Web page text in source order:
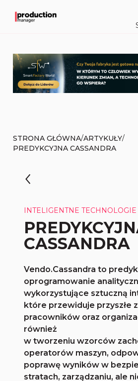
STRONA GŁÓWNA/ARTYKUŁY/
PREDYKCYJNA CASSANDRA
INTELIGENTNE TECHNOLOGIE
CASSANDRA
Vendo.Cassandra to
oprogramowanie
wykorzystujące sztuczną
które przewiduje przyszłe
pracowników oraz
również
w tworzeniu wzorców
operatorów maszyn,
poprawę wyników w
stratach, zarządzaniu, ale